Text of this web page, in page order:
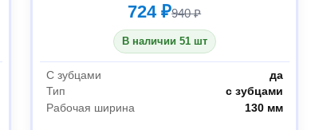
724 ₽940 ₽
В наличии 51 шт
С зубцами
да
Тип
с зубцами
Рабочая ширина
130 мм